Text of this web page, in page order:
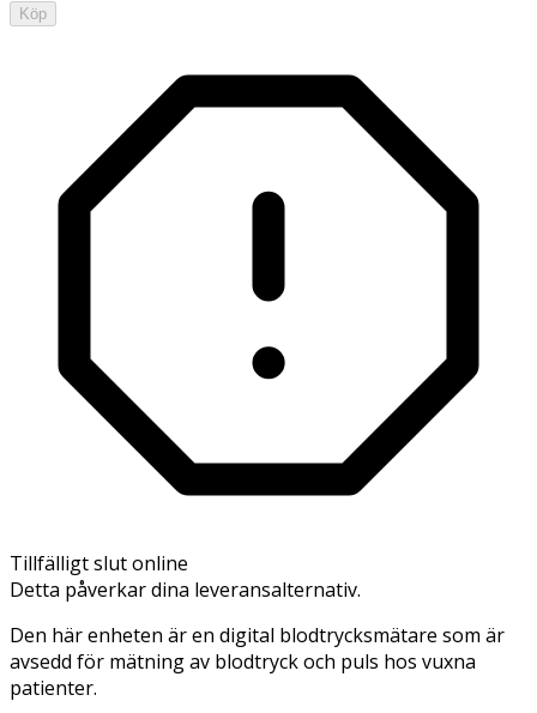
Köp
Tillfälligt slut online
Detta påverkar dina leveransalternativ.
Den här enheten är en digital blodtrycksmätare som är
avsedd för mätning av blodtryck och puls hos vuxna
patienter.